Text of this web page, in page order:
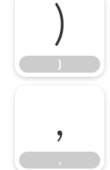
)
)
,
,